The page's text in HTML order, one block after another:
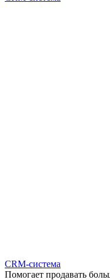
CRM-система
Помогает продавать